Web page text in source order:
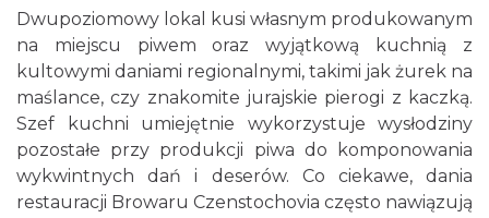
Dwupoziomowy lokal kusi własnym produkowanym
na miejscu piwem oraz wyjątkową kuchnią z
kultowymi daniami regionalnymi, takimi jak żurek na
maślance, czy znakomite jurajskie pierogi z kaczką.
Szef kuchni umiejętnie wykorzystuje wysłodziny
pozostałe przy produkcji piwa do komponowania
wykwintnych dań i deserów. Co ciekawe, dania
restauracji Browaru Czenstochovia często nawiązują